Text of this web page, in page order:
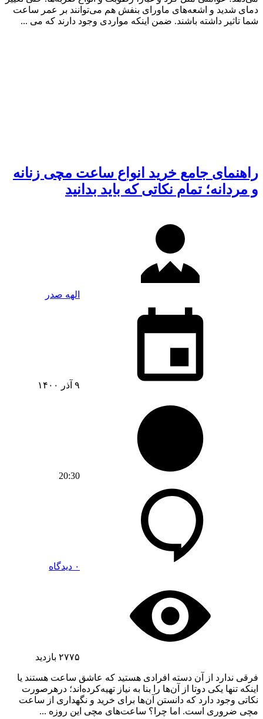
دمای شدید و اشعه‌های ماورای بنفش هم می‌توانند بر عمر ساعت
شما تاثیر داشته باشند. ضمن اینکه مواردی وجود دارند که می‌ ...
راهنمای جامع خرید انواع ساعت مچی زنانه
و مردانه؛ تمام نکاتی که باید بدانید
الهه صدر
۹ آذر ۱۴۰۰
20:30
۰ دیدگاه
۲۷۷۵ بازدید
فرقی ندارد از آن دسته افرادی هستید که عاشق ساعت هستند یا
اینکه تنها یکی دوتا از آن‌ها را بنا به نیاز تهیه‌کرده‌اند؛ درهرصورت
نکاتی وجود دارد که دانستن آن‌ها برای خرید و نگهداری از ساعت
مچی ضروری است. اما چرا؟ ساعت‌های مچی این روزه ...